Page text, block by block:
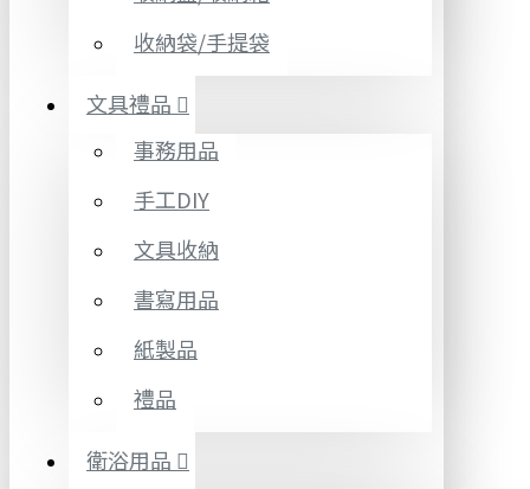
收納袋/手提袋
文具禮品
事務用品
手工DIY
文具收納
書寫用品
紙製品
禮品
衛浴用品